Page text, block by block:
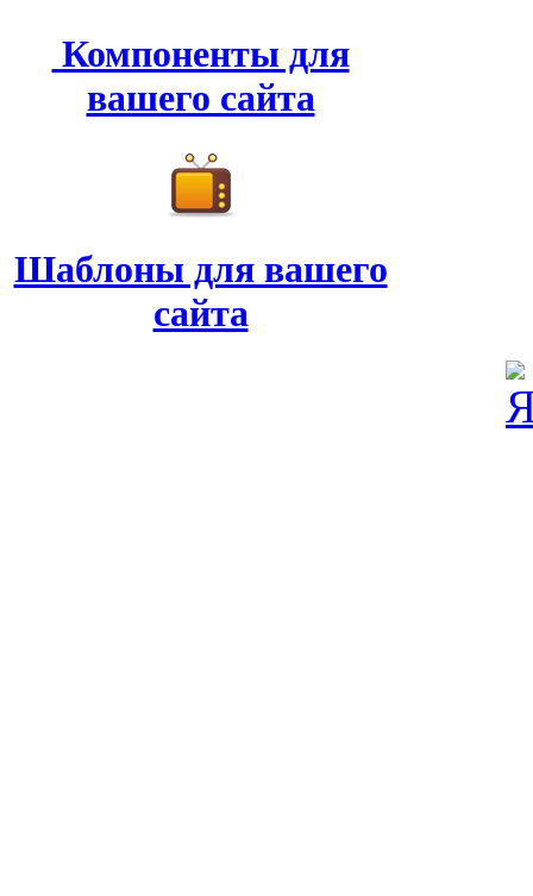
Компоненты для
вашего сайта
Шаблоны для вашего
сайта